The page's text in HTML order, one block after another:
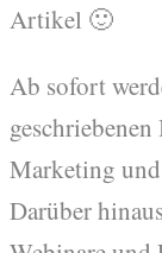
Artikel 🙂
Ab sofort
Marketing
Darüber